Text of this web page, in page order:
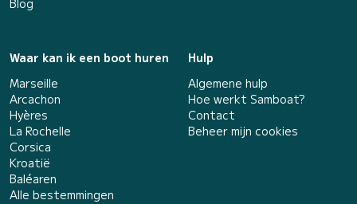
Blog
Waar kan ik een boot huren
Marseille
Arcachon
Hyères
La Rochelle
Corsica
Kroatië
Baléaren
Alle bestemmingen
Hulp
Algemene hulp
Hoe werkt Samboat?
Contact
Beheer mijn cookies